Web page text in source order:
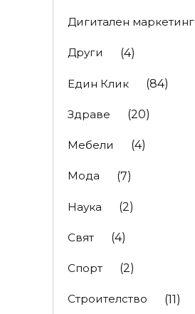
Дигитален маркетинг
Други (4)
Един Клик (84)
Здраве (20)
Мебели (4)
Мода (7)
Наука (2)
Свят (4)
Спорт (2)
Строителство (11)